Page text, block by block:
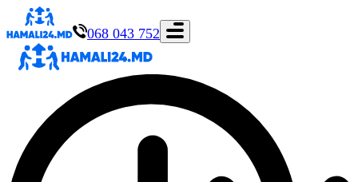
068 043 752